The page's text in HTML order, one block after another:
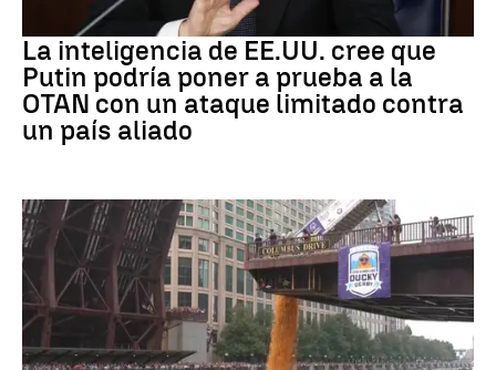
La inteligencia de EE.UU. cree que
Putin podría poner a prueba a la
OTAN con un ataque limitado contra
un país aliado